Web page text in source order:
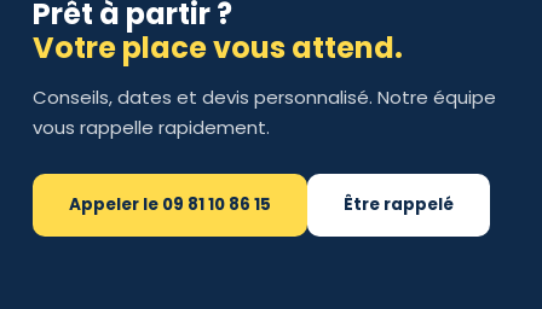
Prêt à partir ?
Votre place vous attend.
Conseils, dates et devis personnalisé. Notre équipe
vous rappelle rapidement.
Appeler le 09 81 10 86 15 Être rappelé